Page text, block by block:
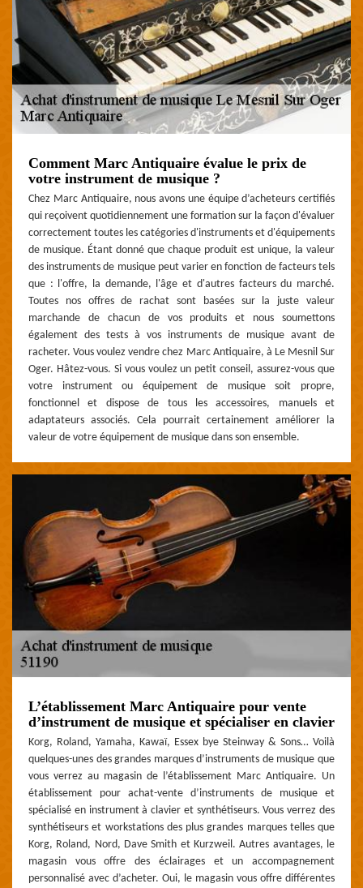
Comment Marc Antiquaire évalue le prix de
votre instrument de musique ?
Chez Marc Antiquaire, nous avons une équipe d’acheteurs certifiés
qui reçoivent quotidiennement une formation sur la façon d'évaluer
correctement toutes les catégories d'instruments et d'équipements
de musique. Étant donné que chaque produit est unique, la valeur
des instruments de musique peut varier en fonction de facteurs tels
que : l'offre, la demande, l'âge et d'autres facteurs du marché.
Toutes nos offres de rachat sont basées sur la juste valeur
marchande de chacun de vos produits et nous soumettons
également des tests à vos instruments de musique avant de
racheter. Vous voulez vendre chez Marc Antiquaire, à Le Mesnil Sur
Oger. Hâtez-vous. Si vous voulez un petit conseil, assurez-vous que
votre instrument ou équipement de musique soit propre,
fonctionnel et dispose de tous les accessoires, manuels et
adaptateurs associés. Cela pourrait certainement améliorer la
valeur de votre équipement de musique dans son ensemble.
L’établissement Marc Antiquaire pour vente
d’instrument de musique et spécialiser en clavier
Korg, Roland, Yamaha, Kawaï, Essex bye Steinway & Sons… Voilà
quelques-unes des grandes marques d’instruments de musique que
vous verrez au magasin de l’établissement Marc Antiquaire. Un
établissement pour achat-vente d’instruments de musique et
spécialisé en instrument à clavier et synthétiseurs. Vous verrez des
synthétiseurs et workstations des plus grandes marques telles que
Korg, Roland, Nord, Dave Smith et Kurzweil. Autres avantages, le
magasin vous offre des éclairages et un accompagnement
personnalisé avec d’acheter. Oui, le magasin vous offre différentes